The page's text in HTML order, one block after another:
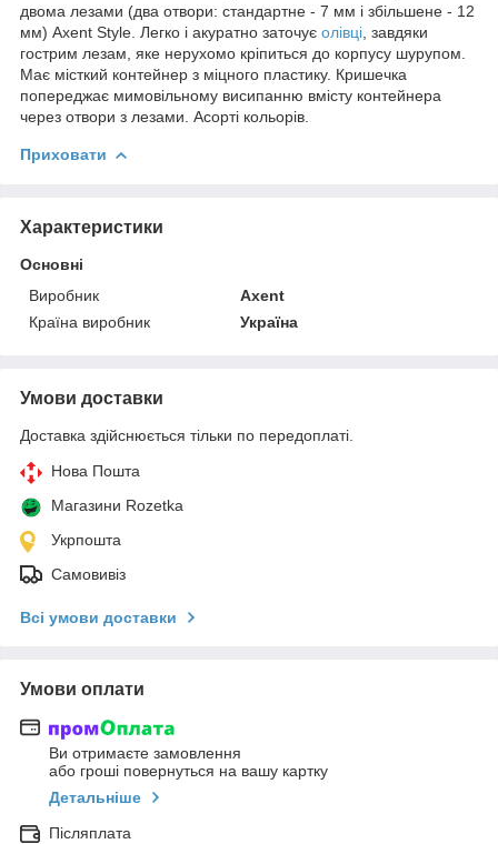
двома лезами (два отвори: стандартне - 7 мм і збільшене - 12
мм) Axent Style. Легко і акуратно заточує олівці , завдяки
гострим лезам, яке нерухомо кріпиться до корпусу шурупом.
Має місткий контейнер з міцного пластику. Кришечка
попереджає мимовільному висипанню вмісту контейнера
через отвори з лезами. Асорті кольорів.
Приховати
Характеристики
Основні
Виробник
Axent
Країна виробник
Україна
Умови доставки
Доставка здійснюється тільки по передоплаті.
Нова Пошта
Магазини Rozetka
Укрпошта
Самовивіз
Всі умови доставки
Умови оплати
Ви отримаєте замовлення
або гроші повернуться на вашу картку
Детальніше
Післяплата